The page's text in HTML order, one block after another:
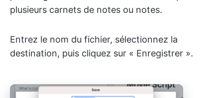
plusieurs carnets de notes ou notes.
Entrez le nom du fichier, sélectionnez la
destination, puis cliquez sur « Enregistrer ».